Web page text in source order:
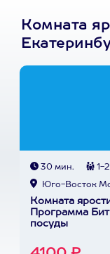
Комната
30 мин. 1-2
Юго-Восток
Комната
Программа
посуды